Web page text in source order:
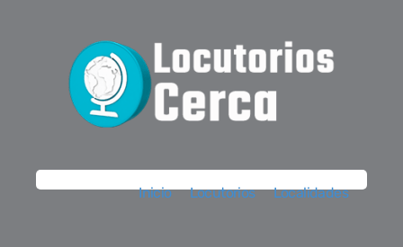
Inicio Locutorios Localidades